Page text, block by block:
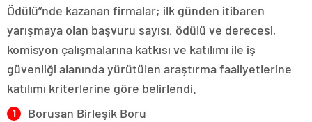
Ödülü”nde kazanan firmalar; ilk günden itibaren
yarışmaya olan başvuru sayısı, ödülü ve derecesi,
komisyon çalışmalarına katkısı ve katılımı ile iş
güvenliği alanında yürütülen araştırma faaliyetlerine
katılımı kriterlerine göre belirlendi.
Borusan Birleşik Boru